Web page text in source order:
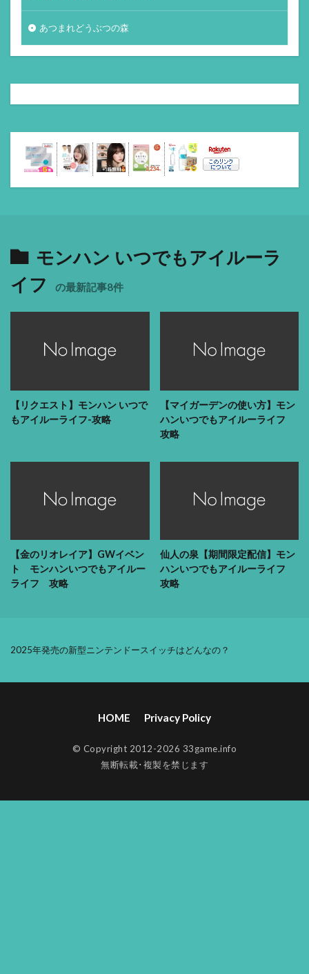
あつまれどうぶつの森
モンハン いつでもアイルーラ
イフ
の最新記事8件
【リクエスト】モンハン いつで
もアイルーライフ-攻略
【マイガーデンの使い方】モン
ハンいつでもアイルーライフ
攻略
【金のリオレイア】GWイベン
ト モンハンいつでもアイルー
ライフ 攻略
仙人の泉【期間限定配信】モン
ハンいつでもアイルーライフ
攻略
2025年発売の新型ニンテンドースイッチはどんなの？
HOME Privacy Policy
© Copyright 2012-2026 33game.info
無断転載･複製を禁じます